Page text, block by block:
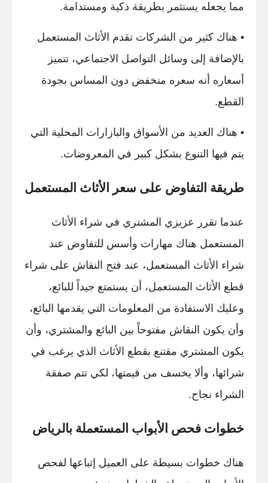
مما يجعله يستثمر بطريقة ذكية ومستدامة.
• هناك كثير من الشركات تقدم الأثاث المستعمل
بالإضافة إلى وسائل التواصل الاجتماعي، تتميز
أسعاره أنه سعره منخفض دون المساس بجودة
القطع.
• هناك العديد من الأسواق والبازارات المحلية التي
يتم فيها التنوع بشكل كبير في المعروضات.
طريقة التفاوض على سعر الأثاث المستعمل
عندما تقرر عزيزي المشتري في شراء الأثاث
المستعمل هناك مهارات وأسس للتفاوض عند
شراء الأثاث المستعمل، عند فتح النقاش على شراء
قطع الأثاث المستعمل، أن يستمتع جيداً للبائع،
وعليك الاستفادة من المعلومات التي يقدمها البائع،
وأن يكون النقاش مفتوحاً بين البائع والمشتري، وأن
يكون المشتري مقتنع بقطع الأثاث الذي يرغب في
شرائها، وألا يخسف من قيمتها، لكي تتم صفقة
الشراء نجاح.
خطوات فحص الأبواب المستعملة بالرياض
هناك خطوات بسيطة على العميل إتباعها لفحص